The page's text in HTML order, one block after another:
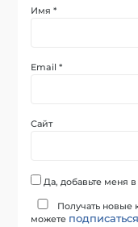
Имя*
Email*
Сайт
Да, добавьте меня
Получать новые
можете подписаться